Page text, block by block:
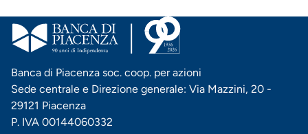
Banca di Piacenza soc. coop. per azioni
Sede centrale e Direzione generale: Via Mazzini, 20 -
29121 Piacenza
P. IVA 00144060332